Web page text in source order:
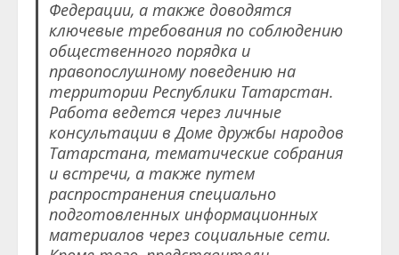
Федерации, а также доводятся
ключевые требования по соблюдению
общественного порядка и
правопослушному поведению на
территории Республики Татарстан.
Работа ведется через личные
консультации в Доме дружбы народов
Татарстана, тематические собрания
и встречи, а также путем
распространения специально
подготовленных информационных
материалов через социальные сети.